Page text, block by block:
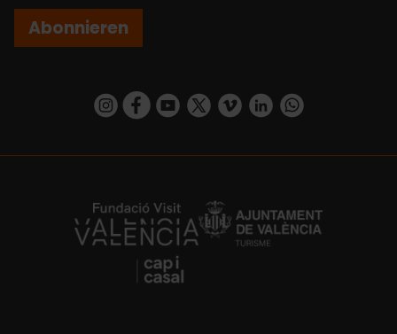
Abonnieren
https://www.instagram.com/visit_valencia/
https://www.facebook.com/
https://www.youtube.com/user/
https://twitter.com/_VivaValencia
https://vimeo.com/
https://www.linkedin.com/company/turismo-valencia/https://api.whatsapp.com/send/
https://fundacion.visitvalencia.com/